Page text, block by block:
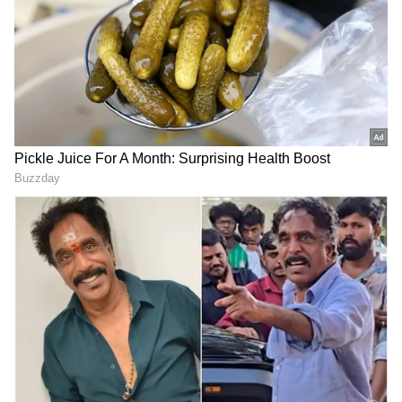
ಸಾಕ್ಷಿ.
ರೇಣುಕಾಸ್ವಾಮಿ ಕೇಸ್ ಲ್ಲಿ ಟ್ವಿಸ್ಟ್
ಮೇಲೆ ಟ್ವಿಸ್ಟ್: ಪ್ರದೋಶ್ ಮಾಫಿ
ಸಾಕ್ಷಿಯಾದರೆ ದರ್ಶನ್‌ಗೆ ಲಾಭ!
ಇದು ಫ್ಲ್ಯಾನ್?
ಯೋಗೇಶ್ ಗೌಡ ಕೊಲೆ ಪ್ರಕರಣ:
ಬೇಲ್ ಸಿಕ್ಕ ಜೋಶ್, ಧಾರವಾಡದ
ಗಡಿ ದಾಟಲು ವಿನಯ್ ಕುಲಕರ್ಣಿ
ಹೊಸ ಅಸ್ತ್ರ!
ದರ್ಶನ್‌ಗೆ ಮತ್ತಷ್ಟು ಸಂಕಷ್ಟ,
ಪ್ರದೋಷ್ ಬಳಿಕ ಕೋರ್ಟ್‌ಲ್ಲಿ
ಸತ್ಯ ಹೇಳಲು ಮುಂದಾದ ಕುಚುಕು
ದೋಸ್ತ್ ವಿನಯ್, ರವಿಶಂಕರ್!
'ರೇಣುಕಾಸ್ವಾಮಿ ಕೇಸ್‌ ಬಗ್ಗೆ ಎಲ್ಲಾ
ಸತ್ಯ ಹೇಳ್ತಿನಿ' ದರ್ಶನ್ ಆಪ್ತ
ಸ್ನೇಹಿತ 14ನೇ ಆರೋಪಿ
ನ್ಯಾಯಾಲಯದಲ್ಲಿ ಅರ್ಜಿ!